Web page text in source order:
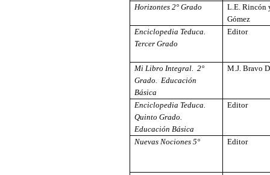
Horizontes 2° Grado
L.E. Rincón
Gómez
Enciclopedia Teduca.
Tercer Grado
Editor
Mi Libro Integral. 2°
Grado. Educación
Básica
M.J. Bravo
Enciclopedia Teduca.
Quinto Grado.
Educación Básica
Editor
Nuevas Nociones 5° Editor